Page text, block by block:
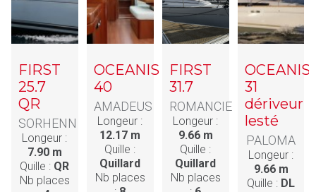
FIRST
25.7
QR
SORHENN
Longeur :
7.90 m
Quille : QR
Nb places
OCEANIS
40
AMADEUS
Longeur :
12.17 m
Quille :
Quillard
Nb places
FIRST
31.7
ROMANCIE
Longeur :
9.66 m
Quille :
Quillard
Nb places
OCEANIS
31
dériveur
lesté
PALOMA
Longeur :
9.66 m
Quille : DL